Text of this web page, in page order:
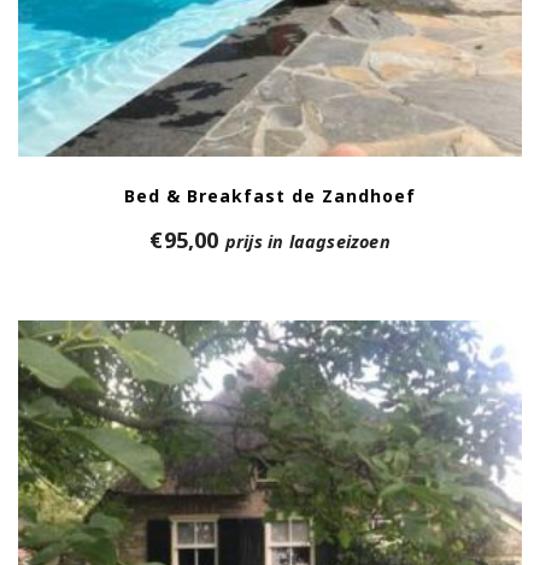
Bed & Breakfast de Zandhoef
€95,00 prijs in laagseizoen